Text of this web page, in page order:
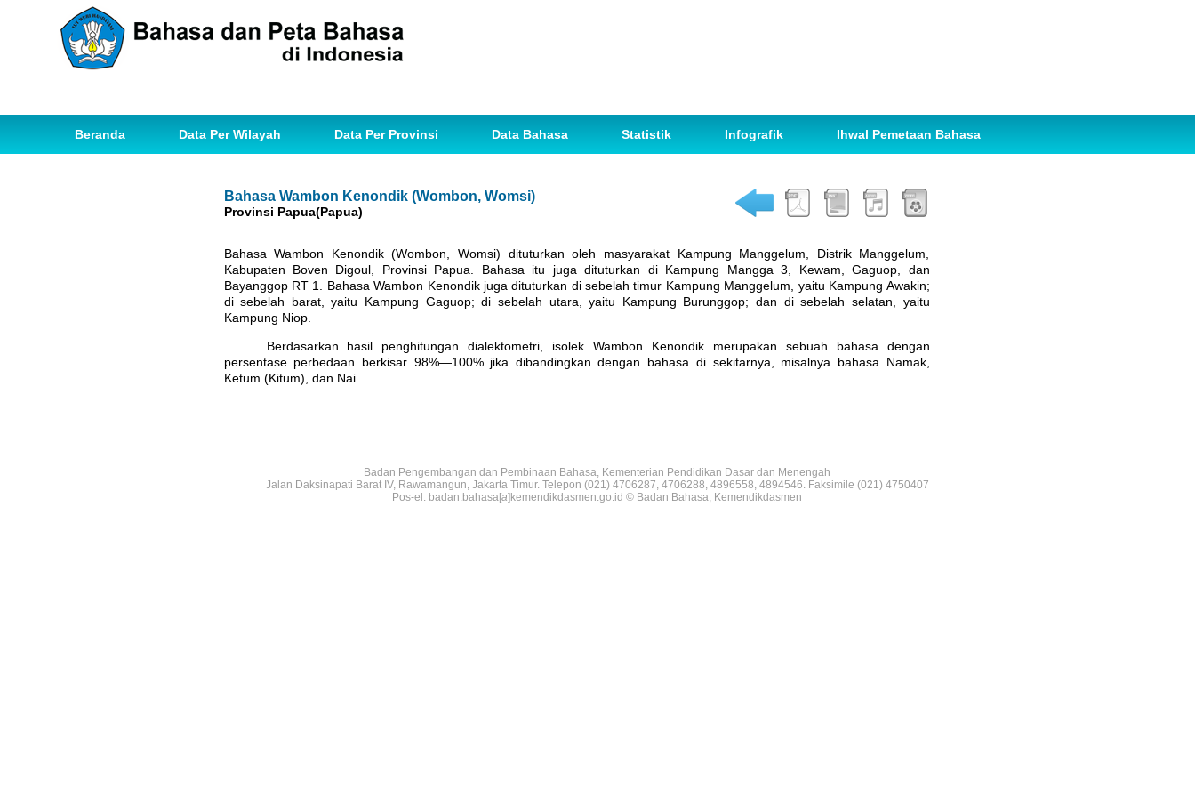
Beranda Data Per Wilayah Data Per Provinsi Data Bahasa Statistik Infografik Ihwal Pemetaan Bahasa
Bahasa Wambon Kenondik (Wombon, Womsi)
Provinsi Papua(Papua)
Bahasa Wambon Kenondik (Wombon, Womsi) dituturkan oleh masyarakat Kampung Manggelum, Distrik Manggelum,
Kabupaten Boven Digoul, Provinsi Papua. Bahasa itu juga dituturkan di Kampung Mangga 3, Kewam, Gaguop, dan
Bayanggop RT 1. Bahasa Wambon Kenondik juga dituturkan di sebelah timur Kampung Manggelum, yaitu Kampung Awakin;
di sebelah barat, yaitu Kampung Gaguop; di sebelah utara, yaitu Kampung Burunggop; dan di sebelah selatan, yaitu
Kampung Niop.
Berdasarkan hasil penghitungan dialektometri, isolek Wambon Kenondik merupakan sebuah bahasa dengan
persentase perbedaan berkisar 98%—100% jika dibandingkan dengan bahasa di sekitarnya, misalnya bahasa Namak,
Ketum (Kitum), dan Nai.
Badan Pengembangan dan Pembinaan Bahasa, Kementerian Pendidikan Dasar dan Menengah
Jalan Daksinapati Barat IV, Rawamangun, Jakarta Timur. Telepon (021) 4706287, 4706288, 4896558, 4894546. Faksimile (021) 4750407
Pos-el: badan.bahasa[a]kemendikdasmen.go.id © Badan Bahasa, Kemendikdasmen